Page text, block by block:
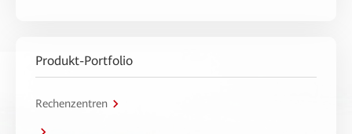
Produkt-Portfolio
Rechenzentren